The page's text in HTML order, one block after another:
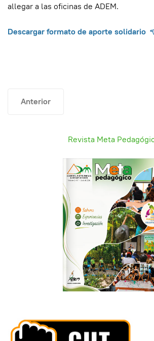
allegar a las oficinas de ADEM.
Descargar formato de aporte solidario
Artículo anterior: Solicitud Aporte
Anterior
Revista Meta